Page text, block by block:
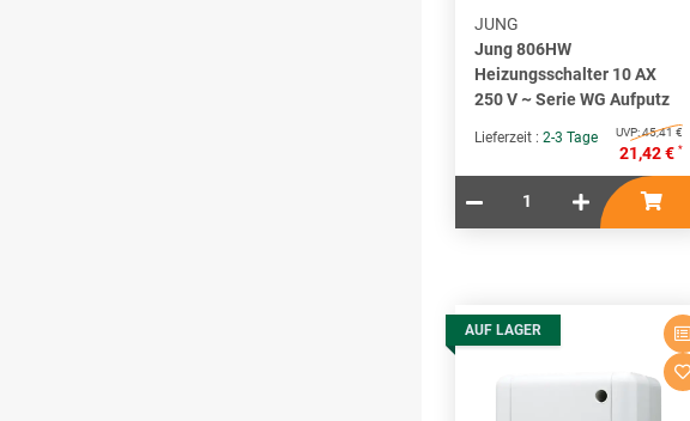
JUNG
Jung 806HW
Heizungsschalter 10 AX
250 V ~ Serie WG Aufputz
Lieferzeit : 2-3 Tage UVP:45,41 €
21,42 € *
AUF LAGER